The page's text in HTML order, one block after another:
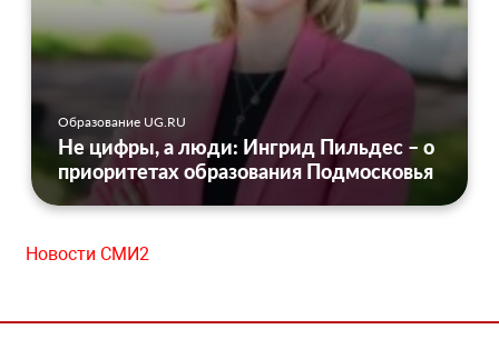
Образование UG.RU
Не цифры, а люди: Ингрид Пильдес – о
приоритетах образования Подмосковья
Новости СМИ2